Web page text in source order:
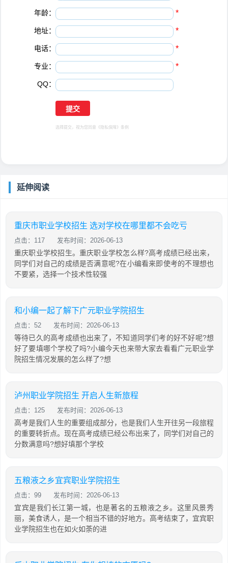
年龄： *
地址： *
电话： *
专业： *
QQ：
选择提交，视为您同意 《隐私保障》 条例
延伸阅读
重庆市职业学校招生 选对学校在哪里都不会吃亏
点击：117 发布时间：2026-06-13
重庆职业学校招生。重庆职业学校怎么样?高考成绩已经出来，
同学们对自己的成绩是否满意呢?在小编看来即使考的不理想也
不要紧，选择一个技术性较强
和小编一起了解下广元职业学院招生
点击：52 发布时间：2026-06-13
等待已久的高考成绩也出来了，不知道同学们考的好不好呢?想
好了要填哪个学校了吗?小编今天也来带大家去看看广元职业学
院招生情况发展的怎么样了?想
泸州职业学院招生 开启人生新旅程
点击：125 发布时间：2026-06-13
高考是我们人生的重要组成部分，也是我们人生开往另一段旅程
的重要转折点。现在高考成绩已经公布出来了，同学们对自己的
分数满意吗?想好填那个学校
五粮液之乡宜宾职业学院招生
点击：99 发布时间：2026-06-13
宜宾是我们长江第一城，也是著名的五粮液之乡。这里风景秀
丽，美食诱人，是一个相当不错的好地方。高考结束了，宜宾职
业学院招生也在如火如荼的进